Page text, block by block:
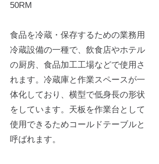
50RM
食品を冷蔵・保存するための業務用
冷蔵設備の一種で、飲食店やホテル
の厨房、食品加工工場などで使用さ
れます。冷蔵庫と作業スペースが一
体化しており、横型で低身長の形状
をしています。天板を作業台として
使用できるためコールドテーブルと
呼ばれます。